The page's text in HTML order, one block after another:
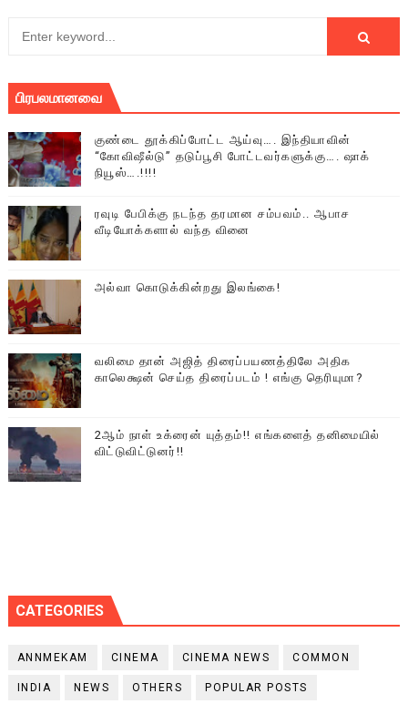
பிரபலமானவை
குண்டை தூக்கிப்போட்ட ஆய்வு…. இந்தியாவின்
“கோவிஷீல்டு” தடுப்பூசி போட்டவர்களுக்கு…. ஷாக்
நியூஸ்….!!!!
ரவுடி பேபிக்கு நடந்த தரமான சம்பவம்.. ஆபாச
வீடியோக்களால் வந்த வினை
அல்வா கொடுக்கின்றது இலங்கை!
வலிமை தான் அஜித் திரைப்பயணத்திலே அதிக
காலெக்ஷன் செய்த திரைப்படம் ! எங்கு தெரியுமா?
2ஆம் நாள் உக்ரைன் யுத்தம்!! எங்களைத் தனிமையில்
விட்டுவிட்டுனர்!!
CATEGORIES
ANNMEKAM CINEMA CINEMA NEWS COMMON
INDIA NEWS OTHERS POPULAR POSTS